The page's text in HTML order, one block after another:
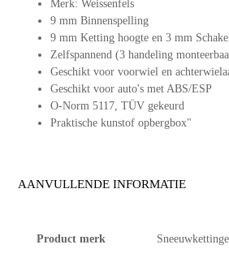
Merk: Weissenfels
9 mm Binnenspelling
9 mm Ketting hoogte en 3 mm
Zelfspannend (3 handeling
Geschikt voor voorwiel en
Geschikt voor auto's met ABS/ESP
O-Norm 5117, TÜV gekeurd
Praktische kunstof opbergbox"
AANVULLENDE INFORMATIE
Product merk